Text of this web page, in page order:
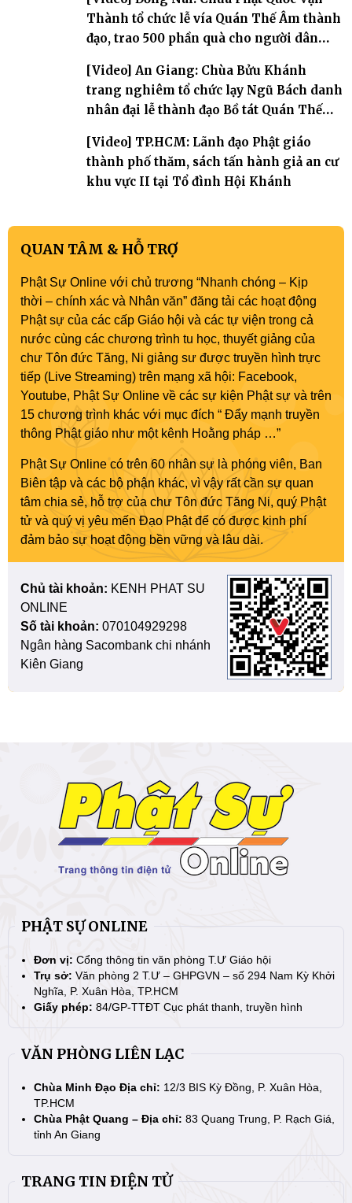
Thành tổ chức lễ vía Quán Thế Âm thành
đạo, trao 500 phần quà cho người dân
[Video] An Giang: Chùa Bửu Khánh
trang nghiêm tổ chức lạy Ngũ Bách danh
nhân đại lễ thành đạo Bồ tát Quán Thế
[Video] TP.HCM: Lãnh đạo Phật giáo
thành phố thăm, sách tấn hành giả an cư
khu vực II tại Tổ đình Hội Khánh
QUAN TÂM & HỖ TRỢ
Phật Sự Online với chủ trương “Nhanh chóng – Kịp
thời – chính xác và Nhân văn” đăng tải các hoạt động
Phật sự của các cấp Giáo hội và các tự viện trong cả
nước cùng các chương trình tu học, thuyết giảng của
chư Tôn đức Tăng, Ni giảng sư được truyền hình trực
tiếp (Live Streaming) trên mạng xã hội: Facebook,
Youtube, Phật Sự Online về các sự kiện Phật sự và trên
15 chương trình khác với mục đích “ Đẩy mạnh truyền
thông Phật giáo như một kênh Hoằng pháp …”
Phật Sự Online có trên 60 nhân sự là phóng viên, Ban
Biên tập và các bộ phận khác, vì vậy rất cần sự quan
tâm chia sẻ, hỗ trợ của chư Tôn đức Tăng Ni, quý Phật
tử và quý vị yêu mến Đạo Phật để có được kinh phí
đảm bảo sự hoạt động bền vững và lâu dài.
Chủ tài khoản: KENH PHAT SU
ONLINE
Số tài khoản: 070104929298
Ngân hàng Sacombank chi nhánh
Kiên Giang
PHẬT SỰ ONLINE
Đơn vị: Cổng thông tin văn phòng T.Ư Giáo hội
Trụ sở: Văn phòng 2 T.Ư – GHPGVN – số 294 Nam Kỳ Khởi
Nghĩa, P. Xuân Hòa, TP.HCM
Giấy phép: 84/GP-TTĐT Cục phát thanh, truyền hình
VĂN PHÒNG LIÊN LẠC
Chùa Minh Đạo Địa chỉ: 12/3 BIS Kỳ Đồng, P. Xuân Hòa,
TP.HCM
Chùa Phật Quang – Địa chỉ: 83 Quang Trung, P. Rạch Giá,
tỉnh An Giang
TRANG TIN ĐIỆN TỬ